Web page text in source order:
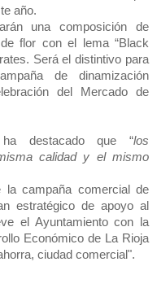
año.
una composición de
flor con el lema “Black
Será el distintivo para
de dinamización
del Mercado de
destacado que “los
calidad y el mismo
la campaña comercial de
estratégico de apoyo al
el Ayuntamiento con la
Económico de La Rioja
ciudad comercial".